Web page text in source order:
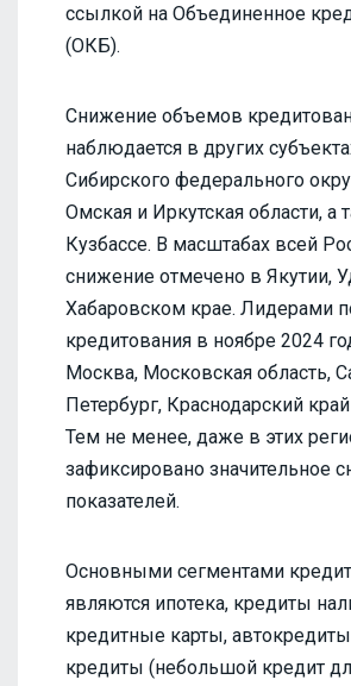
ссылкой на Объединенное
(ОКБ).
Снижение объемов
наблюдается в других
Сибирского федерального
Омская и Иркутская области, а
Кузбассе. В масштабах всей
снижение отмечено в Якутии,
Хабаровском крае. Лидерами
кредитования в ноябре 2024
Москва, Московская область,
Петербург, Краснодарский край
Тем не менее, даже в этих
зафиксировано значительное
показателей.
Основными сегментами
являются ипотека, кредиты
кредитные карты,
кредиты (небольшой кредит